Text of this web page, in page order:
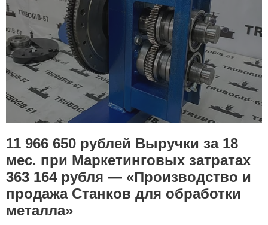
11 966 650 рублей Выручки за 18
мес. при Маркетинговых затратах
363 164 рубля — «Производство и
продажа Станков для обработки
металла»